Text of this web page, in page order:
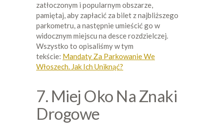
zatłoczonym i popularnym obszarze,
pamiętaj, aby zapłacić za bilet z najbliższego
parkometru, a następnie umieścić go w
widocznym miejscu na desce rozdzielczej.
Wszystko to opisaliśmy w tym
tekście: Mandaty Za Parkowanie We
Włoszech. Jak Ich Uniknąć?
7. Miej Oko Na Znaki
Drogowe